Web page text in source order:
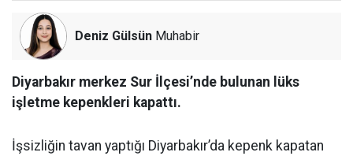
Deniz Gülsün Muhabir
Diyarbakır merkez Sur İlçesi’nde bulunan lüks
işletme kepenkleri kapattı.
İşsizliğin tavan yaptığı Diyarbakır’da kepenk kapatan